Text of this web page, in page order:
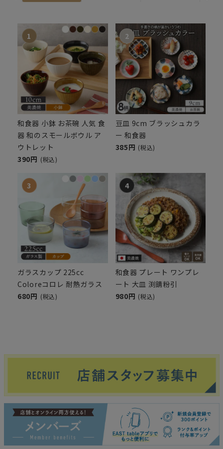
和食器 小鉢 お茶碗 人気 食
器 和のスモールボウル ア
ウトレット
390円 (税込)
豆皿 9cm ブラッシュカラ
ー 和食器
385円 (税込)
ガラスカップ 225cc
Coloreコロレ 耐熱ガラス
680円 (税込)
和食器 プレート ワンプレ
ート 大皿 渕錆粉引
980円 (税込)